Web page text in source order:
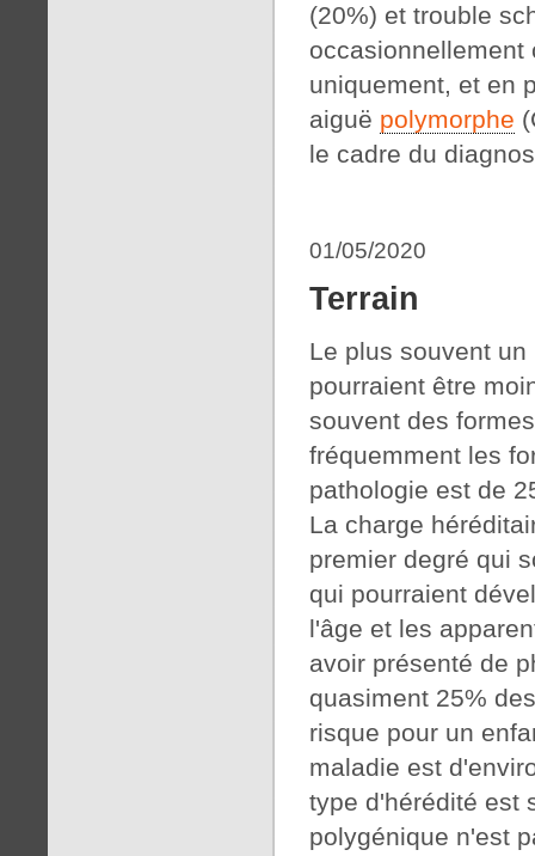
(20%) et trouble
occasionnellement
uniquement, et en
aiguë polymorphe
le cadre du
01/05/2020
Terrain
Le plus souvent
pourraient être
souvent des
fréquemment les
pathologie est de
La charge
premier degré qui
qui pourraient
l'âge et les
avoir présenté de
quasiment 25%
risque pour un
maladie est
type d'hérédité est
polygénique n'est